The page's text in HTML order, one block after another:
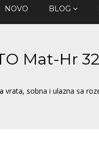
NOVO BLOG
Mat-Hr
vrata, sobna i ulazna sa